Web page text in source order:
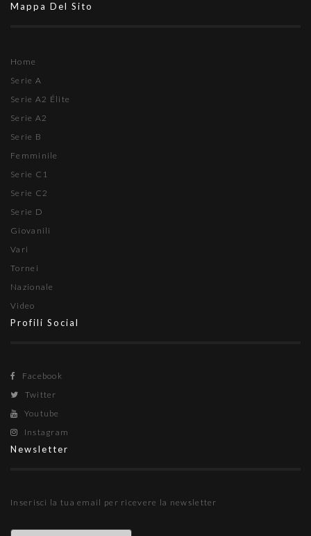
Mappa Del Sito
Home
Serie A
Serie A2 Élite
Serie A2
Serie B
Femminile
Serie C1
Serie C2
Serie D
Giovanili
Vari
Tornei
Nazionale
Video
Profili Social
Facebook
Twitter
Youtube
Instagram
Newsletter
Inserisci la tua email per ricevere la newsletter